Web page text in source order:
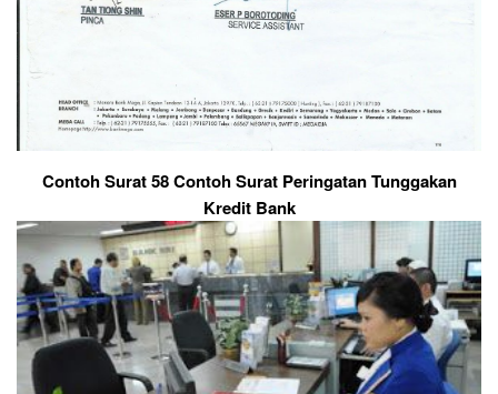
Contoh Surat 58 Contoh Surat Peringatan Tunggakan
Kredit Bank